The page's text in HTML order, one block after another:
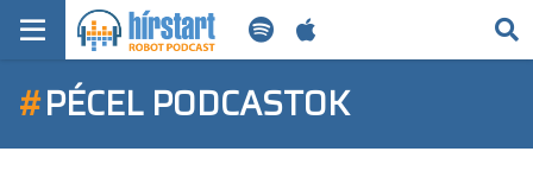
KERESÉS
KEZDŐLAP
FRISS HÍREK
#PÉCEL PODCASTOK